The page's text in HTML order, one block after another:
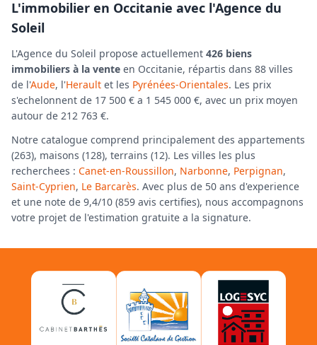
L'immobilier en Occitanie avec l'Agence du
Soleil
L'Agence du Soleil propose actuellement 426 biens
immobiliers à la vente en Occitanie, répartis dans 88 villes
de l'Aude, l'Herault et les Pyrénées-Orientales. Les prix
s'echelonnent de 17 500 € a 1 545 000 €, avec un prix moyen
autour de 212 763 €.
Notre catalogue comprend principalement des appartements
(263), maisons (128), terrains (12). Les villes les plus
recherchees : Canet-en-Roussillon, Narbonne, Perpignan,
Saint-Cyprien, Le Barcarès. Avec plus de 50 ans d'experience
et une note de 9,4/10 (859 avis certifies), nous accompagnons
votre projet de l'estimation gratuite a la signature.